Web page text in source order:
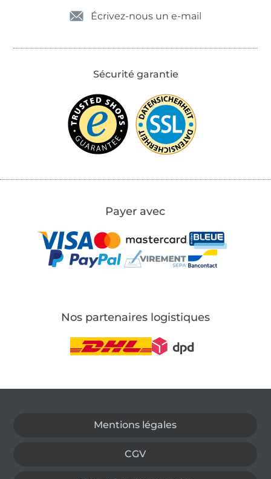
Écrivez-nous un e-mail
Sécurité garantie
Payer avec
Nos partenaires logistiques
Mentions légales
CGV